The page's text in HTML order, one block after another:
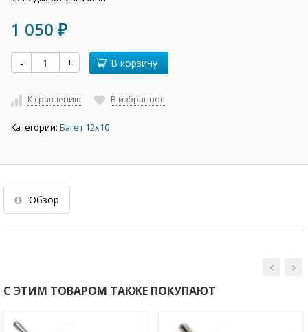
1 050 ₽
- + В корзину
К сравнению В избранное
Категории: Багет 12х10
Обзор
С ЭТИМ ТОВАРОМ ТАКЖЕ ПОКУПАЮТ